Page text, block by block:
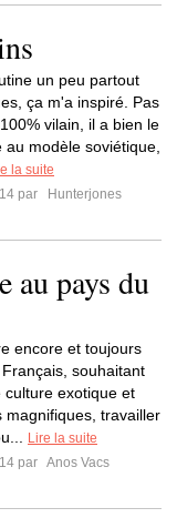
un peu partout
ça m'a inspiré. Pas
vilain, il a bien le
modèle soviétique,
la suite
par
Hunterjones
au pays du
encore et toujours
souhaitant
culture exotique et
magnifiques, travailler
Lire la suite
par Anos Vacs